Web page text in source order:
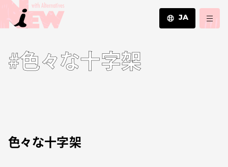
JA
#色々な十字架
色々な十字架